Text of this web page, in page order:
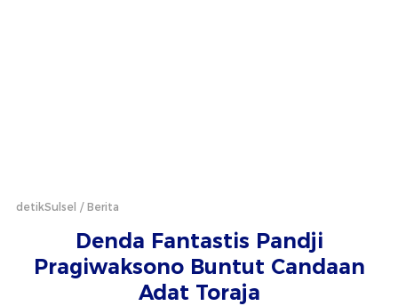
detikSulsel Berita
Denda Fantastis Pandji
Pragiwaksono Buntut Candaan
Adat Toraja